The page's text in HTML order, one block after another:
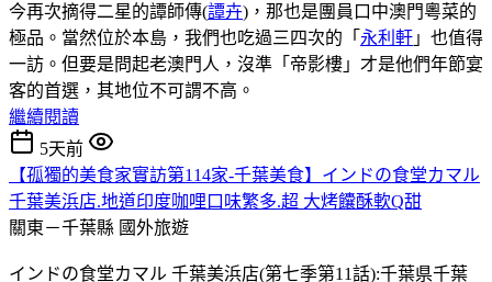
今再次摘得二星的譚師傳(譚卉)，那也是團員口中澳門粵菜的
極品。當然位於本島，我們也吃過三四次的「 永利軒 」也值得
一訪。但要是問起老澳門人，沒準「帝影樓」才是他們年節宴
客的首選，其地位不可謂不高。
繼續閱讀
5天前
【孤獨的美食家實訪第114家-千葉美食】インドの食堂カマル
千葉美浜店.地道印度咖哩口味繁多.超 大烤饢酥軟Q甜
關東－千葉縣 國外旅遊
インドの食堂カマル 千葉美浜店(第七季第11話):千葉県千葉